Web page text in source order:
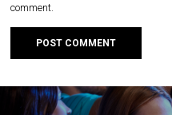
comment.